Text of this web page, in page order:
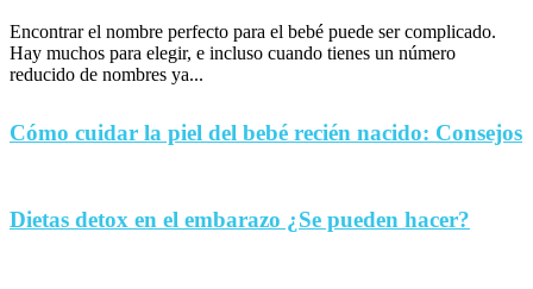
Encontrar el nombre perfecto para el bebé puede ser complicado.
Hay muchos para elegir, e incluso cuando tienes un número
reducido de nombres ya...
Cómo cuidar la piel del bebé recién nacido: Consejos
Dietas detox en el embarazo ¿Se pueden hacer?